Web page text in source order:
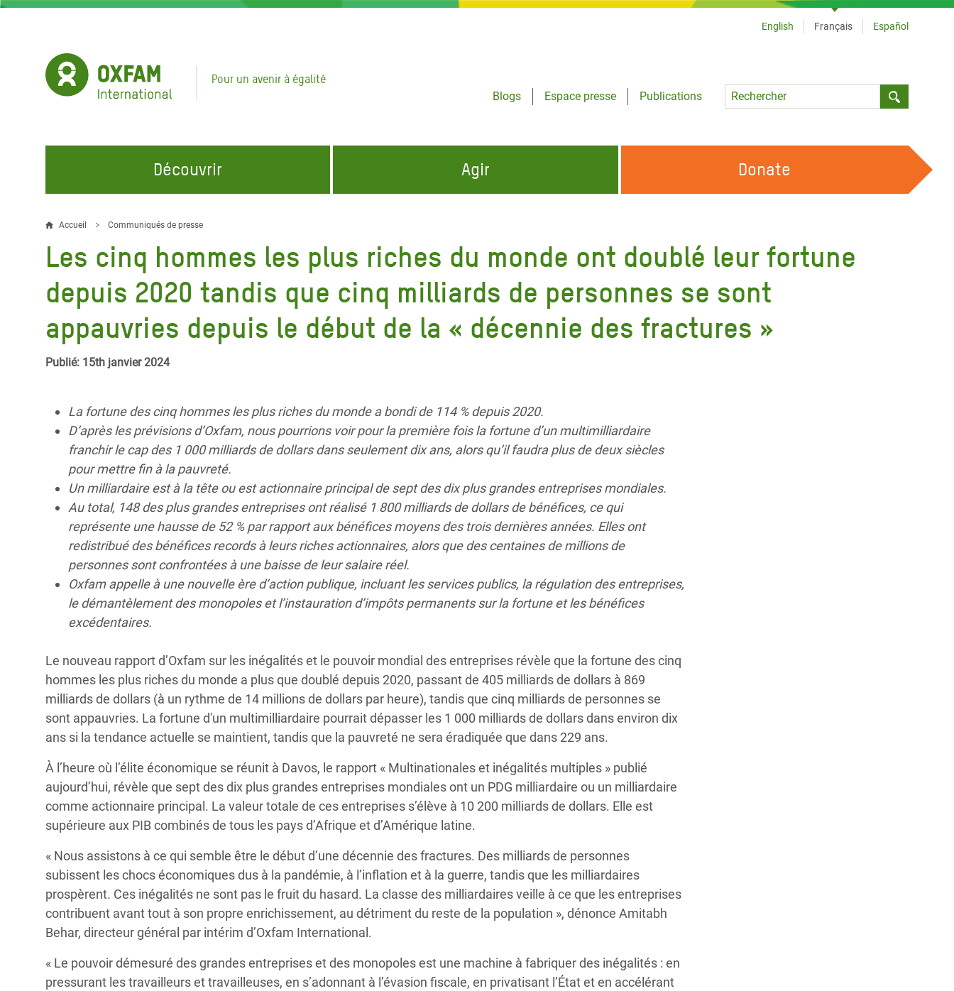
Aller
Pour un avenir à égalité
Blogs
Espace presse
Publications
Language
English Français Español
Découvrir
NOS DOMAINES D'ACTION
Eau et Assainissement
Alimentation, Climat et
Ressources Naturelles
Conflits et Catastrophes
Inégalités Extrêmes et
Inequality and Rights in a
Digital Age
Gender, Rights, and Justice
Appel aux Dons pour la Crise
au Liban
Crise à Gaza
Crise Climatique et
Crise des Réfugiés Rohingyas
au Bangladesh
Crise des Réfugié·es au
Soudan du Sud
Crise en Syrie
QUI SOMMES-NOUS ?
Agir
REJOINDRE NOS CAMPAGNES
Climate Justice
Hands Off Our Spaces
Rejoignez la Communauté
#MonClimatMonAvenir
Mettons Fin à la Souffrance qui se Cache
Les Violences Faites aux Femmes et aux
Filles, Ça Suffit !
DEVENIR BÉNÉVOLE
Donate
d'Ariane
Accueil Communiqués de presse
Les cinq hommes les plus riches du monde ont doublé leur fortune
depuis 2020 tandis que cinq milliards de personnes se sont
appauvries depuis le début de la « décennie des fractures »
Publié: 15th janvier 2024
La fortune des cinq hommes les plus riches du monde a bondi de 114 % depuis 2020.
D’après les prévisions d’Oxfam, nous pourrions voir pour la première fois la fortune d’un multimilliardaire
franchir le cap des 1 000 milliards de dollars dans seulement dix ans, alors qu’il faudra plus de deux siècles
pour mettre fin à la pauvreté.
Un milliardaire est à la tête ou est actionnaire principal de sept des dix plus grandes entreprises mondiales.
Au total, 148 des plus grandes entreprises ont réalisé 1 800 milliards de dollars de bénéfices, ce qui
représente une hausse de 52 % par rapport aux bénéfices moyens des trois dernières années. Elles ont
redistribué des bénéfices records à leurs riches actionnaires, alors que des centaines de millions de
personnes sont confrontées à une baisse de leur salaire réel.
Oxfam appelle à une nouvelle ère d’action publique, incluant les services publics, la régulation des entreprises,
le démantèlement des monopoles et l’instauration d’impôts permanents sur la fortune et les bénéfices
excédentaires.
Le nouveau rapport d’Oxfam sur les inégalités et le pouvoir mondial des entreprises révèle que la fortune des cinq
hommes les plus riches du monde a plus que doublé depuis 2020, passant de 405 milliards de dollars à 869
milliards de dollars (à un rythme de 14 millions de dollars par heure), tandis que cinq milliards de personnes se
sont appauvries. La fortune d'un multimilliardaire pourrait dépasser les 1 000 milliards de dollars dans environ dix
ans si la tendance actuelle se maintient, tandis que la pauvreté ne sera éradiquée que dans 229 ans.
À l’heure où l’élite économique se réunit à Davos, le rapport « Multinationales et inégalités multiples » publié
aujourd’hui, révèle que sept des dix plus grandes entreprises mondiales ont un PDG milliardaire ou un milliardaire
comme actionnaire principal. La valeur totale de ces entreprises s’élève à 10 200 milliards de dollars. Elle est
supérieure aux PIB combinés de tous les pays d’Afrique et d’Amérique latine.
« Nous assistons à ce qui semble être le début d’une décennie des fractures. Des milliards de personnes
subissent les chocs économiques dus à la pandémie, à l’inflation et à la guerre, tandis que les milliardaires
prospèrent. Ces inégalités ne sont pas le fruit du hasard. La classe des milliardaires veille à ce que les entreprises
contribuent avant tout à son propre enrichissement, au détriment du reste de la population », dénonce Amitabh
Behar, directeur général par intérim d’Oxfam International.
« Le pouvoir démesuré des grandes entreprises et des monopoles est une machine à fabriquer des inégalités : en
pressurant les travailleurs et travailleuses, en s’adonnant à l’évasion fiscale, en privatisant l’État et en accélérant